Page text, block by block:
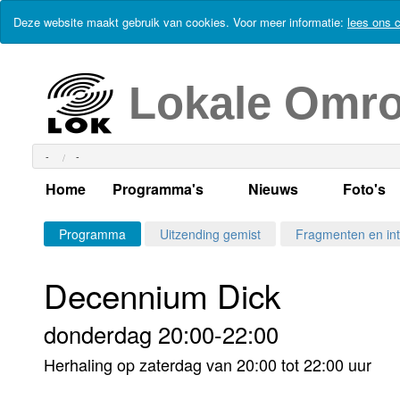
Deze website maakt gebruik van cookies. Voor meer informatie: lees ons
Lokale
- -
Home Programma's
Alle dagen
Per dag
Maandag
Alle programma's
Nieuws
Actueel Lokaal
Kabelkrant
Foto's
Programma Uitzending gemist Fragmenten en
Decennium Dick
donderdag 20:00-22:00
Herhaling op zaterdag van 20:00 tot 22:00 uur